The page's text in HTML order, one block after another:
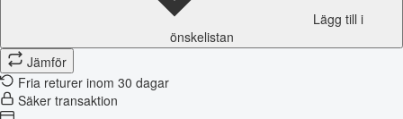
Lägg till i
önskelistan
Jämför
Fria returer inom 30 dagar
Säker transaktion